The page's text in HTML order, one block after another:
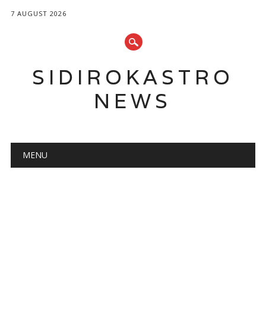
7 AUGUST 2026
SIDIROKASTRO
NEWS
Main menu
MENU